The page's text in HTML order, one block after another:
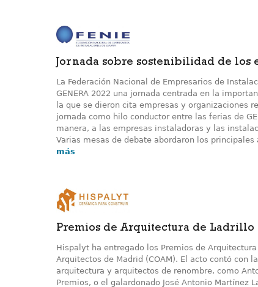
Jornada sobre sostenibilidad de los
La Federación Nacional de Empresarios de
GENERA 2022 una jornada centrada en la
la que se dieron cita empresas y organizaciones
jornada como hilo conductor entre las ferias de
manera, a las empresas instaladoras y las
Varias mesas de debate abordaron los
más
Premios de Arquitectura de Ladrillo
Hispalyt ha entregado los Premios de
Arquitectos de Madrid (COAM). El acto contó con
arquitectura y arquitectos de renombre, como
Premios, o el galardonado José Antonio Martínez